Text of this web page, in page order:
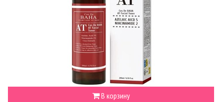
В корзину